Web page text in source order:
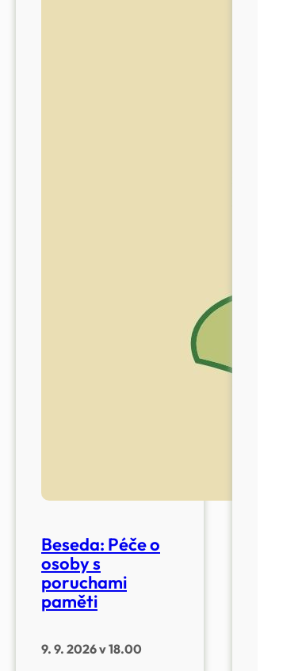
Beseda: Péče o
osoby s
poruchami
paměti
9. 9. 2026 v 18.00